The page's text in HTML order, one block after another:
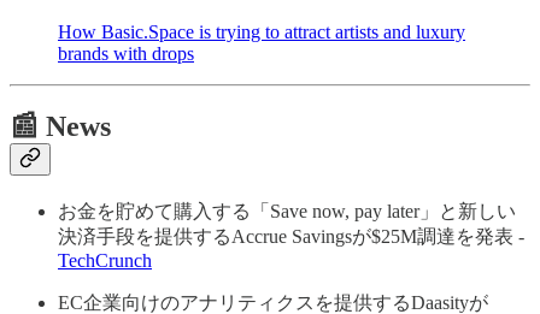
How Basic.Space is trying to attract artists and luxury
brands with drops
📰 News
お金を貯めて購入する「Save now, pay later」と新しい
決済手段を提供するAccrue Savingsが$25M調達を発表 -
TechCrunch
EC企業向けのアナリティクスを提供するDaasityが